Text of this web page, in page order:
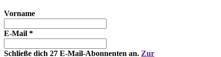
Vorname
E-Mail *
Schließe dich 27 E-Mail-Abonnenten an. Zur